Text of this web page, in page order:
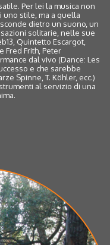
Per lei la musica non
stile, ma a quella
dietro un suono, un
solitarie, nelle sue
Quintetto Escargot,
Fred Frith, Peter
dal vivo (Dance: Les
e che sarebbe
Spinne, T. Köhler, ecc.)
al servizio di una